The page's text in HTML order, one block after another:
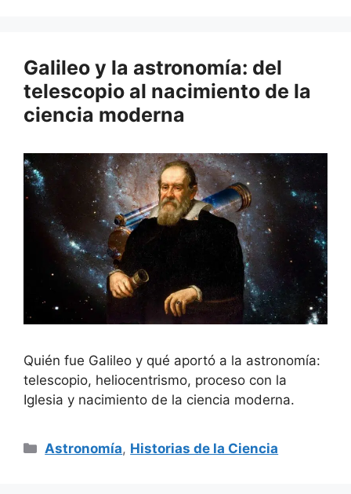
Galileo y la astronomía: del
telescopio al nacimiento de la
ciencia moderna
Quién fue Galileo y qué aportó a la astronomía:
telescopio, heliocentrismo, proceso con la
Iglesia y nacimiento de la ciencia moderna.
Categorías
Astronomía, Historias de la Ciencia